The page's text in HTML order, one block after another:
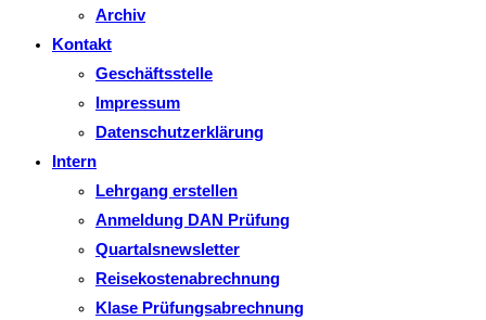
Archiv
Kontakt
Geschäftsstelle
Impressum
Datenschutzerklärung
Intern
Lehrgang erstellen
Anmeldung DAN Prüfung
Quartalsnewsletter
Reisekostenabrechnung
Klase Prüfungsabrechnung